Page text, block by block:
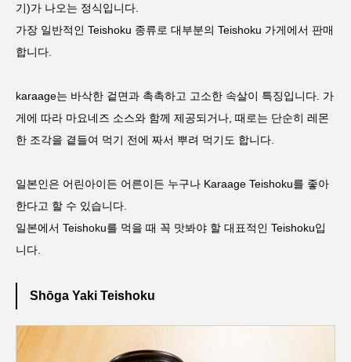
기)가 나오는 정식입니다.
가장 일반적인 Teishoku 종류로 대부분의 Teishoku 가게에서 판매
합니다.
karaage는 바삭한 겉면과 촉촉하고 고소한 속살이 특징입니다. 가
게에 따라 마요네즈 소스와 함께 제공되거나, 때로는 단순히 레몬
한 조각을 곁들여 먹기 전에 짜서 뿌려 먹기도 합니다.
일본인은 어린아이든 어른이든 누구나 Karaage Teishoku를 좋아
한다고 할 수 있습니다.
일본에서 Teishoku를 먹을 때 꼭 맛봐야 할 대표적인 Teishoku입
니다.
Shōga Yaki Teishoku